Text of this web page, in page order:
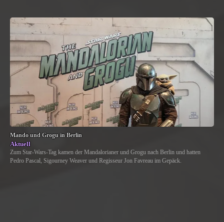
Mando und Grogu in Berlin
Aktuell
Zum Star-Wars-Tag kamen der Mandalorianer und Grogu nach Berlin und hatten
Pedro Pascal, Sigourney Weaver und Regisseur Jon Favreau im Gepäck.